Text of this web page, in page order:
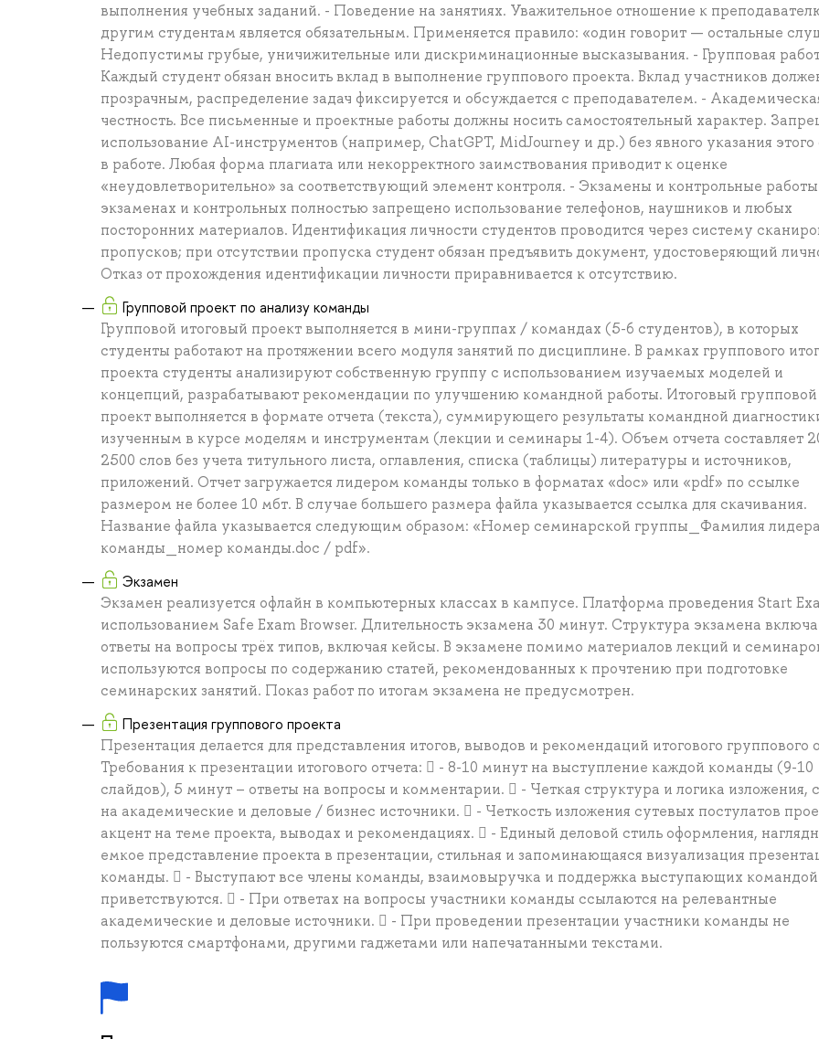
выполнения учебных заданий. - Поведение на занятиях. Уважительное отношение к
другим студентам является обязательным. Применяется правило: «один говорит — остальные
Недопустимы грубые, уничижительные или дискриминационные высказывания. - Групповая
Каждый студент обязан вносить вклад в выполнение группового проекта. Вклад участников
прозрачным, распределение задач фиксируется и обсуждается с преподавателем. -
честность. Все письменные и проектные работы должны носить самостоятельный характер.
использование AI-инструментов (например, ChatGPT, MidJourney и др.) без явного указания этого
в работе. Любая форма плагиата или некорректного заимствования приводит к оценке
«неудовлетворительно» за соответствующий элемент контроля. - Экзамены и контрольные
экзаменах и контрольных полностью запрещено использование телефонов, наушников и любых
посторонних материалов. Идентификация личности студентов проводится через систему
пропусков; при отсутствии пропуска студент обязан предъявить документ, удостоверяющий
Отказ от прохождения идентификации личности приравнивается к отсутствию.
Групповой проект по анализу команды
Групповой итоговый проект выполняется в мини-группах / командах (5-6 студентов), в которых
студенты работают на протяжении всего модуля занятий по дисциплине. В рамках группового
проекта студенты анализируют собственную группу с использованием изучаемых моделей и
концепций, разрабатывают рекомендации по улучшению командной работы. Итоговый групповой
проект выполняется в формате отчета (текста), суммирующего результаты командной
изученным в курсе моделям и инструментам (лекции и семинары 1-4). Объем отчета составляет
2500 слов без учета титульного листа, оглавления, списка (таблицы) литературы и источников,
приложений. Отчет загружается лидером команды только в форматах «doc» или «pdf» по ссылке
размером не более 10 мбт. В случае большего размера файла указывается ссылка для скачивания.
Название файла указывается следующим образом: «Номер семинарской группы_Фамилия лидера
команды_номер команды.doc / pdf».
Экзамен
Экзамен реализуется офлайн в компьютерных классах в кампусе. Платформа проведения Start
использованием Safe Exam Browser. Длительность экзамена 30 минут. Структура экзамена
ответы на вопросы трёх типов, включая кейсы. В экзамене помимо материалов лекций и
используются вопросы по содержанию статей, рекомендованных к прочтению при подготовке
семинарских занятий. Показ работ по итогам экзамена не предусмотрен.
Презентация группового проекта
Презентация делается для представления итогов, выводов и рекомендаций итогового группового
Требования к презентации итогового отчета:  - 8-10 минут на выступление каждой команды (9-10
слайдов), 5 минут – ответы на вопросы и комментарии.  - Четкая структура и логика изложения,
на академические и деловые / бизнес источники.  - Четкость изложения сутевых постулатов
акцент на теме проекта, выводах и рекомендациях.  - Единый деловой стиль оформления,
емкое представление проекта в презентации, стильная и запоминающаяся визуализация
команды.  - Выступают все члены команды, взаимовыручка и поддержка выступающих командой
приветствуются.  - При ответах на вопросы участники команды ссылаются на релевантные
академические и деловые источники.  - При проведении презентации участники команды не
пользуются смартфонами, другими гаджетами или напечатанными текстами.